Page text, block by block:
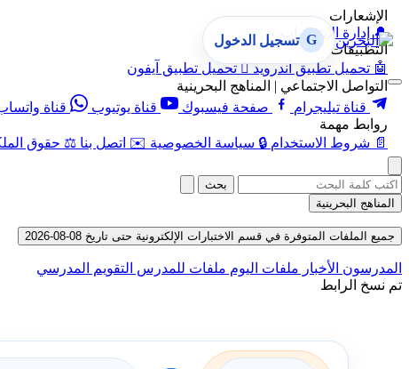
الإشعارات
🔔 إدارة الإشعارات
التطبيقات
🤖 تحميل تطبيق أندرويد  تحميل تطبيق آيفون
التواصل الاجتماعي | المناهج البحرينية
قناة تيليجرام
صفحة فيسبوك قناة يوتيوب قناة
روابط مهمة
📄 شروط الاستخدام 🔒 سياسة الخصوصية ✉️ اتصل بنا ⚖️ حقوق
G تسجيل الدخول
بحث
المناهج البحرينية
جميع الملفات المتوفرة في قسم الاختبارات الإلكترونية حتى تاريخ 08-08-2026
المدرسون الأخبار ملفات اليوم ملفات للمدرس التقويم المدرسي
تم نسخ الرابط